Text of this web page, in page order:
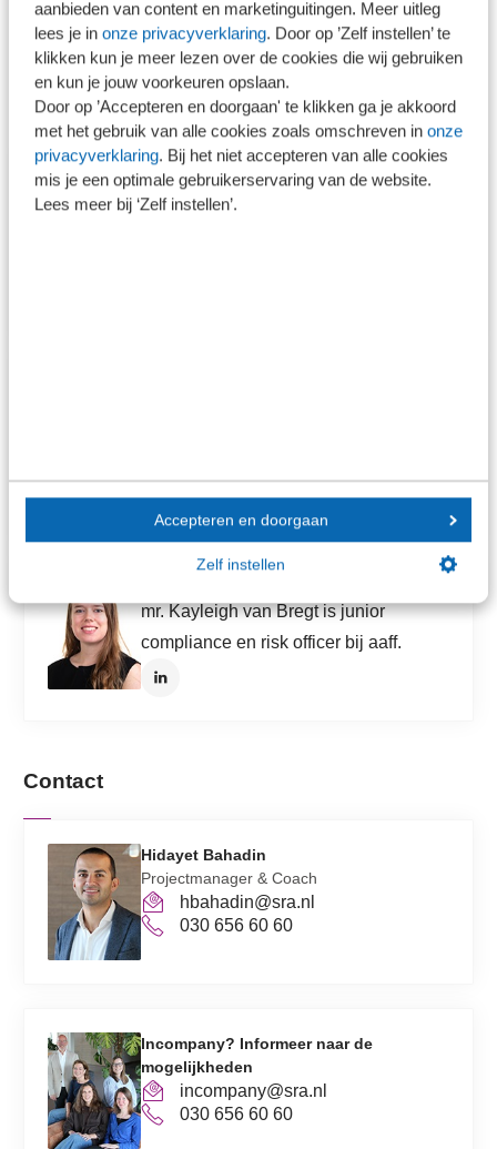
aanbieden van content en marketinguitingen. Meer uitleg
lees je in onze privacyverklaring. Door op ’Zelf instellen’ te
klikken kun je meer lezen over de cookies die wij gebruiken
en kun je jouw voorkeuren opslaan.
Door op ’Accepteren en doorgaan' te klikken ga je akkoord
met het gebruik van alle cookies zoals omschreven in onze
privacyverklaring. Bij het niet accepteren van alle cookies
mis je een optimale gebruikerservaring van de website.
Lees meer bij ‘Zelf instellen’.
Accepteren en doorgaan
Zelf instellen
Docent(en)
Arnout van Kempen CCO CISA
Arnout van Kempen CCO CISA is
mr. Kayleigh van Bregt is junior
compliance en risk officer bij aaff.
Contact
Hidayet Bahadin
Projectmanager & Coach
hbahadin@sra.nl
030 656 60 60
Incompany? Informeer naar de
mogelijkheden
incompany@sra.nl
030 656 60 60